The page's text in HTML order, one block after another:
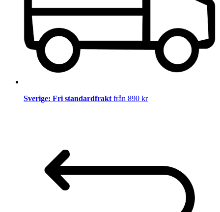
Sverige: Fri standardfrakt från 890 kr